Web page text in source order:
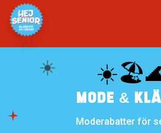
☀️
MODE &
Moderabatter för